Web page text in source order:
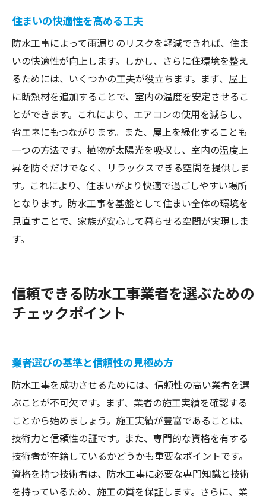
住まいの快適性を高める工夫
防水工事によって雨漏りのリスクを軽減できれば、住ま
いの快適性が向上します。しかし、さらに住環境を整え
るためには、いくつかの工夫が役立ちます。まず、屋上
に断熱材を追加することで、室内の温度を安定させるこ
とができます。これにより、エアコンの使用を減らし、
省エネにもつながります。また、屋上を緑化することも
一つの方法です。植物が太陽光を吸収し、室内の温度上
昇を防ぐだけでなく、リラックスできる空間を提供しま
す。これにより、住まいがより快適で過ごしやすい場所
となります。防水工事を基盤として住まい全体の環境を
見直すことで、家族が安心して暮らせる空間が実現しま
す。
信頼できる防水工事業者を選ぶための
チェックポイント
業者選びの基準と信頼性の見極め方
防水工事を成功させるためには、信頼性の高い業者を選
ぶことが不可欠です。まず、業者の施工実績を確認する
ことから始めましょう。施工実績が豊富であることは、
技術力と信頼性の証です。また、専門的な資格を有する
技術者が在籍しているかどうかも重要なポイントです。
資格を持つ技術者は、防水工事に必要な専門知識と技術
を持っているため、施工の質を保証します。さらに、業